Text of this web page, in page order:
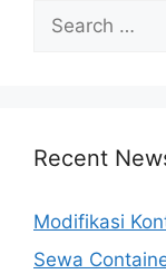
Search
for:
Recent
Modifikasi
Sewa